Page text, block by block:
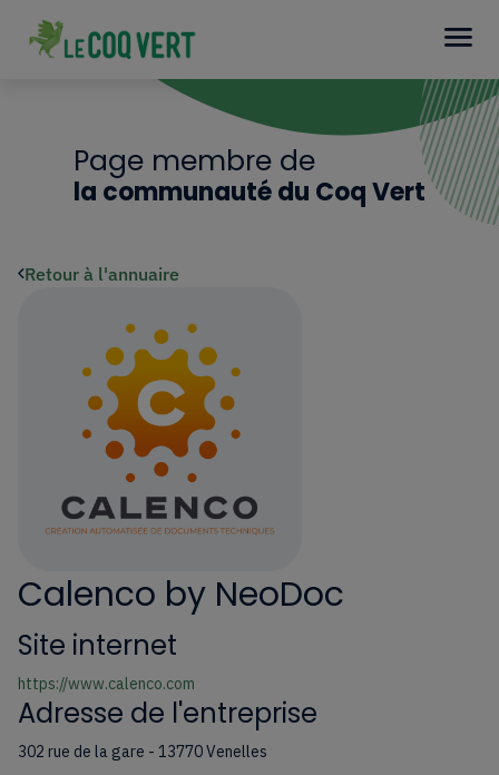
Page membre de
la communauté du Coq Vert
Retour à l'annuaire
Calenco by NeoDoc
Site internet
https://www.calenco.com
Adresse de l'entreprise
302 rue de la gare - 13770 Venelles